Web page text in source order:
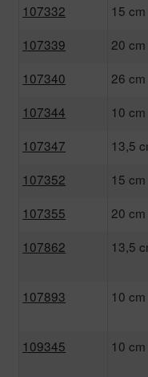
107332 15 cm
107339 20 cm
107340 26 cm
107344 10 cm
107347 13,5
107352 15 cm
107355 20 cm
107862 13,5
107893 10 cm
109345 10 cm